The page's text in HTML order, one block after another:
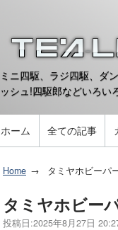
ミニ四駆、ラジ四駆、ダ
ッシュ!四駆郎などいろい
ホーム 全ての記事
Home タミヤホビーパ
タミヤホビー
投稿日:2025年8月27日